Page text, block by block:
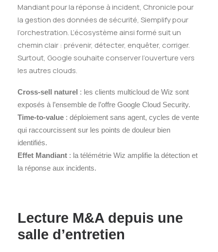
Mandiant pour la réponse à incident, Chronicle pour
la gestion des données de sécurité, Siemplify pour
l’orchestration. L’écosystème ainsi formé suit un
chemin clair : prévenir, détecter, enquêter, corriger.
Surtout, Google souhaite conserver l’ouverture vers
les autres clouds.
Cross-sell naturel : les clients multicloud de Wiz sont
exposés à l’ensemble de l’offre Google Cloud Security.
Time-to-value : déploiement sans agent, cycles de vente
qui raccourcissent sur les points de douleur bien
identifiés.
Effet Mandiant : la télémétrie Wiz amplifie la détection et
la réponse aux incidents.
Lecture M&A depuis une
salle d’entretien